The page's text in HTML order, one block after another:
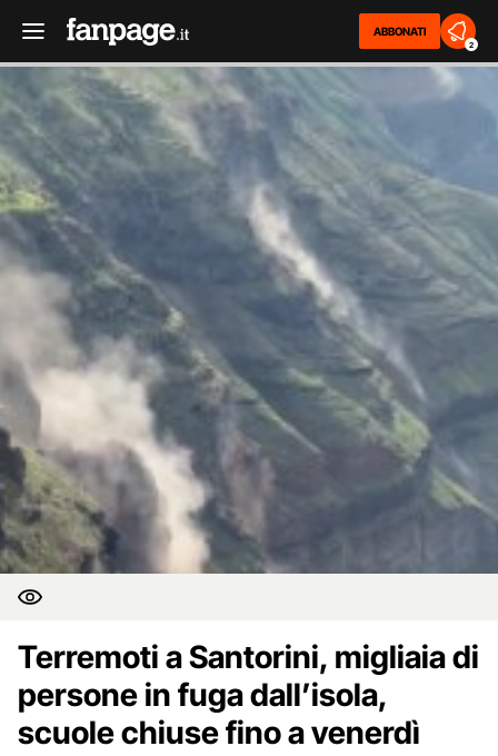
ABBONATI
2
Terremoti a Santorini, migliaia di
persone in fuga dall’isola,
scuole chiuse fino a venerdì